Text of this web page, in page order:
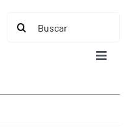
Buscar:
Toggle